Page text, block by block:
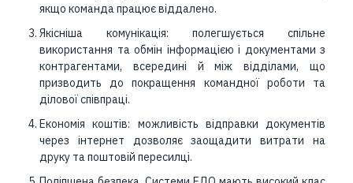
якщо команда працює віддалено.
Якісніша комунікація: полегшується спільне
використання та обмін інформацією і документами з
контрагентами, всередині й між відділами, що
призводить до покращення командної роботи та
ділової співпраці.
Економія коштів: можливість відправки документів
через інтернет дозволяє заощадити витрати на
друку та поштовій пересилці.